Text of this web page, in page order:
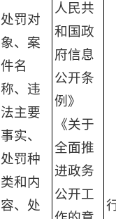
处罚对
象、案
件名
称、违
法主要
事实、
处罚种
类和内
容、处
人民共
和国政
府信息
公开条
例》
《关于
全面推
进政务
公开工